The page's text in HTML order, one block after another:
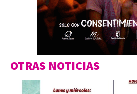
OTRAS NOTICIAS